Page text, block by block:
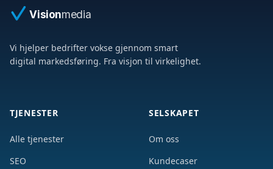
Visionmedia
Vi hjelper bedrifter vokse gjennom smart
digital markedsføring. Fra visjon til virkelighet.
TJENESTER
Alle tjenester
SEO
SELSKAPET
Om oss
Kundecaser